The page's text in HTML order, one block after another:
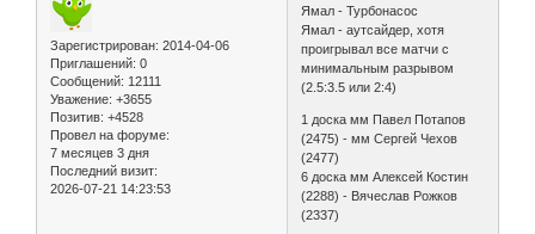
Зарегистрирован: 2014-04-06
Приглашений: 0
Сообщений: 12111
Уважение: +3655
Позитив: +4528
Провел на форуме:
7 месяцев 3 дня
Последний визит:
2026-07-21 14:23:53
Ямал - Турбонасос
Ямал - аутсайдер, хотя
проигрывал все матчи с
минимальным разрывом
(2.5:3.5 или 2:4)
1 доска мм Павел Потапов
(2475) - мм Сергей Чехов
(2477)
6 доска мм Алексей Костин
(2288) - Вячеслав Рожков
(2337)